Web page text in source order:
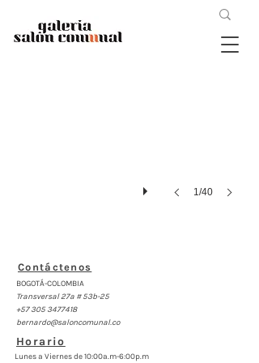
InvitacionLaMancarita3
1/40
Contáctenos
BOGOTÁ-COLOMBIA
Transversal 27a # 53b-25
+57 305 3477418
bernardo@saloncomunal.co
Horario
Lunes a Viernes de 10:00a.m-6:00p.m